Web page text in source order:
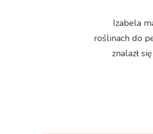
Izabela
roślinach do
znalazł